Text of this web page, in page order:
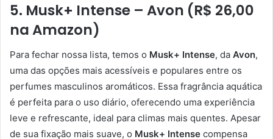
5. Musk+ Intense – Avon (R$ 26,00
na Amazon)
Para fechar nossa lista, temos o Musk+ Intense, da Avon,
uma das opções mais acessíveis e populares entre os
perfumes masculinos aromáticos. Essa fragrância aquática
é perfeita para o uso diário, oferecendo uma experiência
leve e refrescante, ideal para climas mais quentes. Apesar
de sua fixação mais suave, o Musk+ Intense compensa